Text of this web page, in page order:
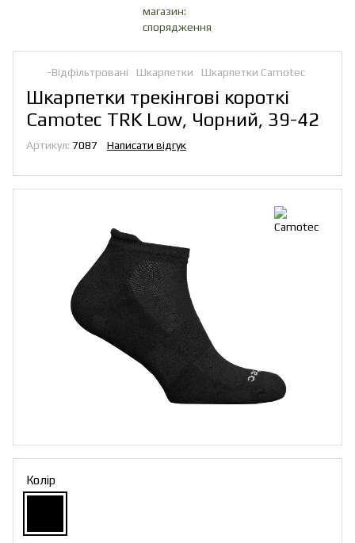
-Відфільтровані Шкарпетки Шкарпетки Camotec
Шкарпетки трекінгові короткі
Camotec TRK Low, Чорний, 39-42
Артикул: 7087 Написати відгук
Колір